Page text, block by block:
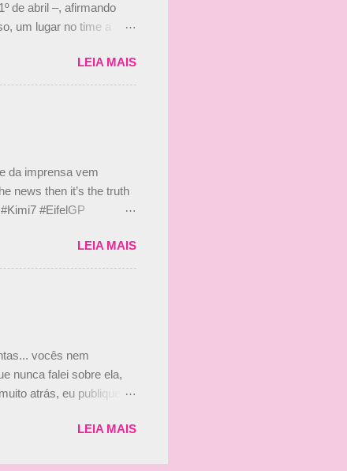
de abril –, afirmando
um lugar no time a
Senna em 2010. "Na
ter assinado com Bruno
contra o filho do
LEIA MAIS
da imprensa vem
news then it’s the truth
#EifelGP
🙌 Over to you,
Beijinhos, Ludy
LEIA MAIS
vocês nem
nunca falei sobre ela,
atrás, eu publiquei
que a Viviane Senna
LEIA MAIS